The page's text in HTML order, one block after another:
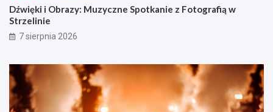
Dźwięki i Obrazy: Muzyczne Spotkanie z Fotografią w
Strzelinie
7 sierpnia 2026